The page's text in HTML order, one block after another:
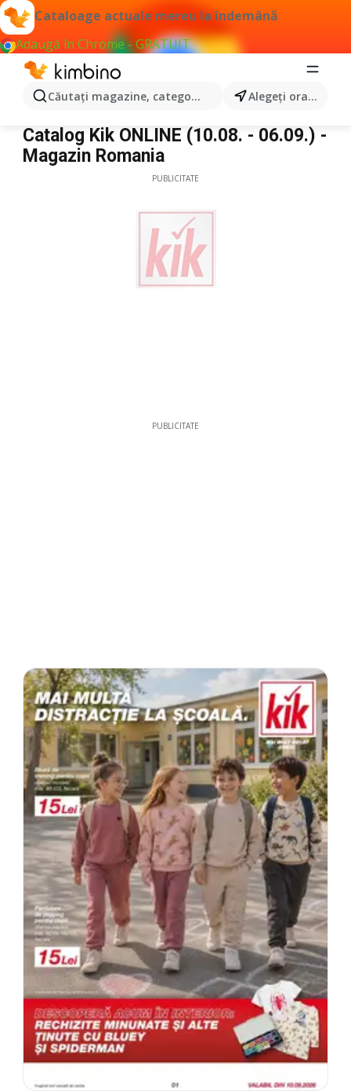
Cataloage actuale mereu la îndemână
Adaugă în Chrome - GRATUIT
Căutaţi magazine, categorii, produse... Alegeţi oraşul
Kik
Catalog Kik ONLINE (10.08. - 06.09.) -
Magazin Romania
PUBLICITATE
PUBLICITATE